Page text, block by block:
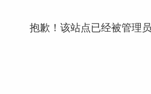
抱歉！该站点已经被管理